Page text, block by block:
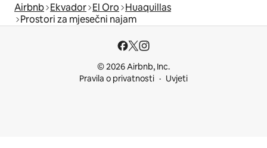
Airbnb Ekvador El Oro Huaquillas
Prostori za mjesečni najam
© 2026 Airbnb, Inc.
Pravila o privatnosti
Uvjeti